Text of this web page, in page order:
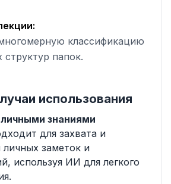
классификацию
структур папок.
использования
знаниями
для захвата и
личных заметок и
используя ИИ для легкого